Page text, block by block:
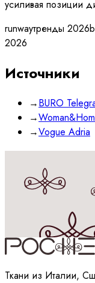
усиливая позиции
runwayтренды 2026
2026
Источники
→BURO
→
→Vogue Adria
Принимаю
Ткани из Италии,